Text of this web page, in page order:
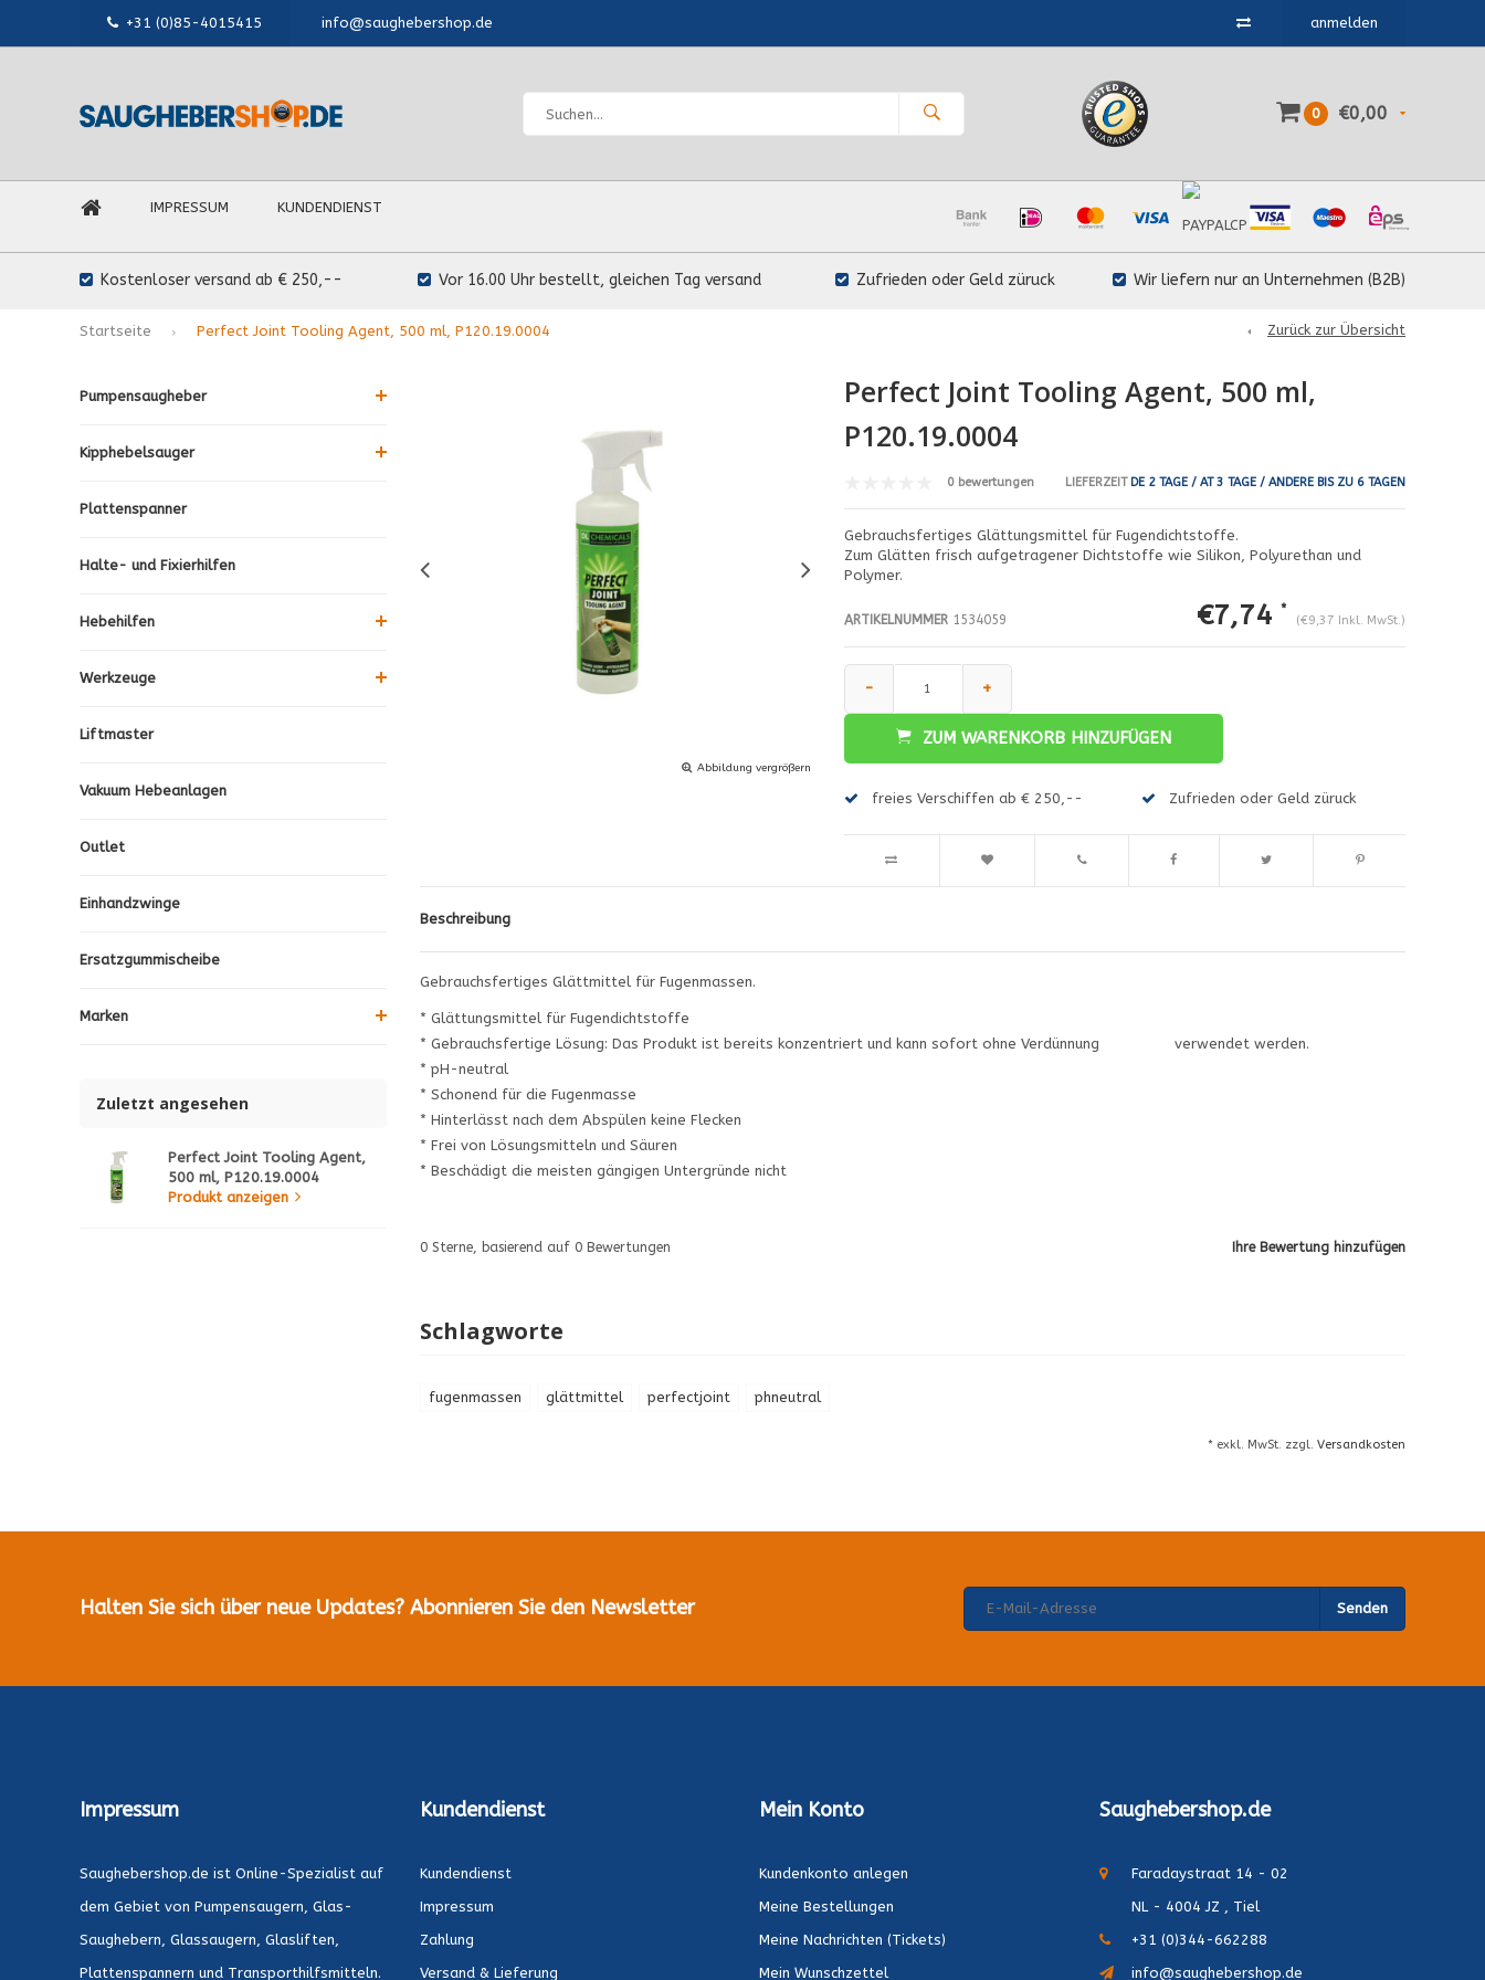
+31 (0)85-4015415 info@saughebershop.de anmelden
0 €0,00
IMPRESSUM KUNDENDIENST
Kostenloser versand ab € 250,-- Vor 16.00 Uhr bestellt, gleichen Tag versand Zufrieden oder Geld züruck Wir liefern nur an Unternehmen (B2B)
Startseite Perfect Joint Tooling Agent, 500 ml, P120.19.0004 Zurück zur Übersicht
Pumpensaugheber
Kipphebelsauger
Plattenspanner
Halte- und Fixierhilfen
Hebehilfen
Werkzeuge
Liftmaster
Vakuum Hebeanlagen
Outlet
Einhandzwinge
Ersatzgummischeibe
Marken
Zuletzt angesehen
Perfect Joint Tooling Agent,
500 ml, P120.19.0004
Produkt anzeigen
Abbildung vergrößern
Perfect Joint Tooling Agent, 500 ml,
P120.19.0004
0 bewertungen LIEFERZEITDE 2 TAGE / AT 3 TAGE / ANDERE BIS ZU 6 TAGEN
Gebrauchsfertiges Glättungsmittel für Fugendichtstoffe.
Zum Glätten frisch aufgetragener Dichtstoffe wie Silikon, Polyurethan und
Polymer.
ARTIKELNUMMER1534059 €7,74 *
(€9,37 Inkl. MwSt.)
- +
ZUM WARENKORB HINZUFÜGEN
freies Verschiffen ab € 250,-- Zufrieden oder Geld züruck
Beschreibung
Gebrauchsfertiges Glättmittel für Fugenmassen.
* Glättungsmittel für Fugendichtstoffe
* Gebrauchsfertige Lösung: Das Produkt ist bereits konzentriert und kann sofort ohne Verdünnung verwendet werden.
* pH-neutral
* Schonend für die Fugenmasse
* Hinterlässt nach dem Abspülen keine Flecken
* Frei von Lösungsmitteln und Säuren
* Beschädigt die meisten gängigen Untergründe nicht
Ihre Bewertung hinzufügen
0Sterne, basierend auf 0Bewertungen
Schlagworte
fugenmassen glättmittel perfectjoint phneutral
* exkl. MwSt. zzgl. Versandkosten
Halten Sie sich über neue Updates? Abonnieren Sie den Newsletter Senden
Impressum
Saughebershop.de ist Online-Spezialist auf
dem Gebiet von Pumpensaugern, Glas-
Saughebern, Glassaugern, Glasliften,
Plattenspannern und Transporthilfsmitteln.
Kundendienst
Kundendienst
Impressum
Zahlung
Versand & Lieferung
Mein Konto
Kundenkonto anlegen
Meine Bestellungen
Meine Nachrichten (Tickets)
Mein Wunschzettel
Saughebershop.de
Faradaystraat 14 - 02
NL - 4004 JZ , Tiel
+31 (0)344-662288
info@saughebershop.de